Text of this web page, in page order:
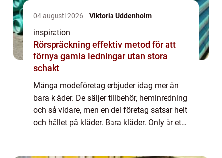
04 augusti 2026 Viktoria Uddenholm
inspiration
Rörspräckning effektiv metod för att
förnya gamla ledningar utan stora
schakt
Många modeföretag erbjuder idag mer än
bara kläder. De säljer tillbehör, heminredning
och så vidare, men en del företag satsar helt
och hållet på kläder. Bara kläder. Only är ett